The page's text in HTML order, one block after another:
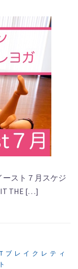
スト７月スケジ
THE […]
レイクレティ